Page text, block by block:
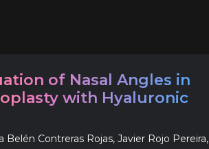
of Nasal Angles in
with Hyaluronic
Belén Contreras Rojas, Javier Rojo Pereira,